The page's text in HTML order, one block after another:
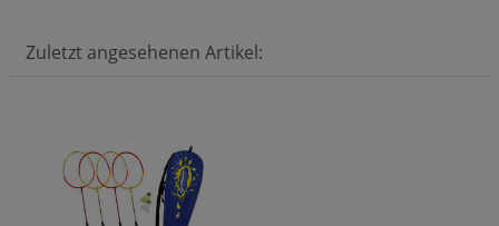
Zuletzt angesehenen Artikel: